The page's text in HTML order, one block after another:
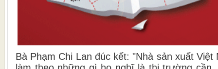
Bà Phạm Chi Lan đúc kết: "Nhà sản xuất